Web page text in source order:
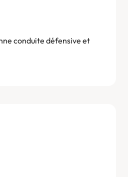
conduite défensive et